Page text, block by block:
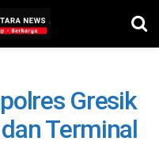
Gresik
Terminal